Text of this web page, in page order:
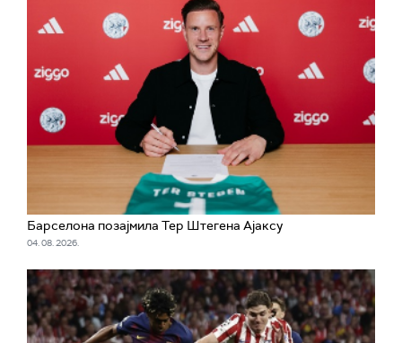
Барселона позајмила Тер Штегена Ајаксу
04. 08. 2026.